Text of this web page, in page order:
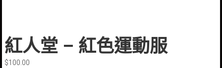
紅人堂 – 紅色運動服
$100.00